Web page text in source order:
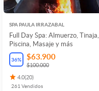
SPA PAULA IRRAZABAL
Full Day Spa: Almuerzo, Tinaja,
Piscina, Masaje y más
36% $63.900
$100.000
4.0(20)
261 Vendidos